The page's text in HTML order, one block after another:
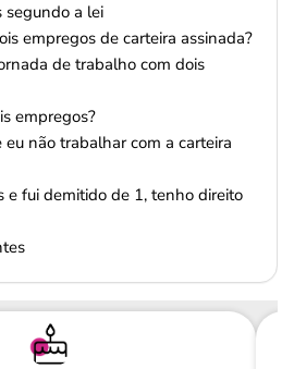
segundo a lei
empregos de carteira assinada?
de trabalho com dois
empregos?
eu não trabalhar com a carteira
e fui demitido de 1, tenho direito